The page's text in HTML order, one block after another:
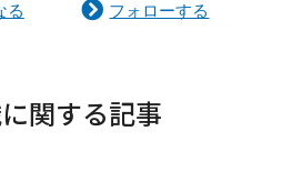
る
フォローする
関する記事